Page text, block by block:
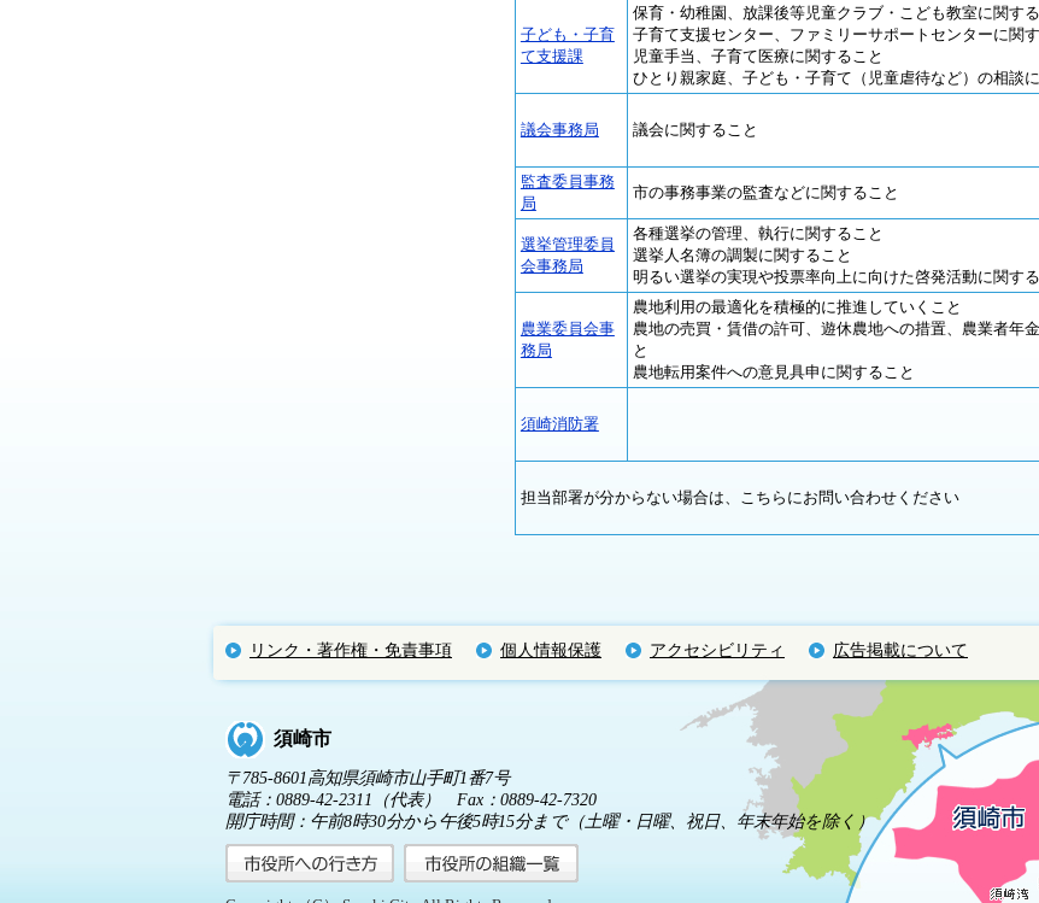
子ども・子育
て支援課
保育・幼稚園、放課後等児童クラブ・こども教室に関す
子育て支援センター、ファミリーサポートセンターに関
児童手当、子育て医療に関すること
ひとり親家庭、子ども・子育て（児童虐待など）の相談
議会事務局 議会に関すること
監査委員事務
局
市の事務事業の監査などに関すること
選挙管理委員
会事務局
各種選挙の管理、執行に関すること
選挙人名簿の調製に関すること
明るい選挙の実現や投票率向上に向けた啓発活動に関す
農業委員会事
務局
農地利用の最適化を積極的に推進していくこと
農地の売買・賃借の許可、遊休農地への措置、農業者年
と
農地転用案件への意見具申に関すること
須崎消防署
担当部署が分からない場合は、こちらにお問い合わせください
リンク・著作権・免責事項 個人情報保護 アクセシビリティ 広告掲載について
須崎市
〒785-8601高知県須崎市山手町1番7号
電話：0889-42-2311（代表） Fax：0889-42-7320
開庁時間：午前8時30分から午後5時15分まで（土曜・日曜、祝日、年末年始を除く）